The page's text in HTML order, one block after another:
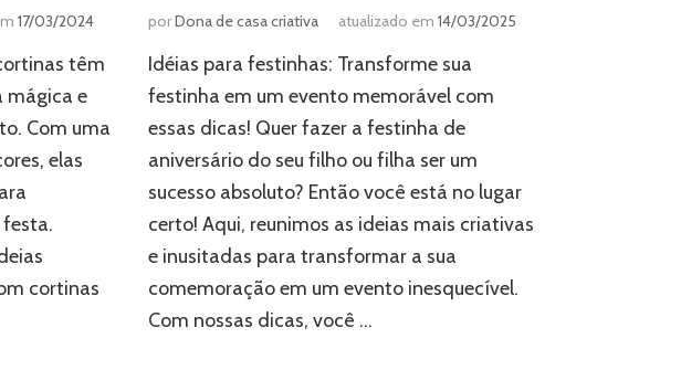
17/03/2024
têm
mágica e
Com uma
elas
cortinas
porDona de casa criativa atualizado em 14/03/2025
Idéias para festinhas: Transforme sua
festinha em um evento memorável com
essas dicas! Quer fazer a festinha de
aniversário do seu filho ou filha ser um
sucesso absoluto? Então você está no lugar
certo! Aqui, reunimos as ideias mais criativas
e inusitadas para transformar a sua
comemoração em um evento inesquecível.
Com nossas dicas, você …